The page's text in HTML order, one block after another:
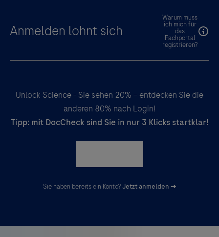
Anmelden lohnt sich
Warum muss
ich mich für
das
Fachportal
registrieren?
Unlock Science - Sie sehen 20% – entdecken Sie die
anderen 80% nach Login!
Tipp: mit DocCheck sind Sie in nur 3 Klicks startklar!
Sie haben bereits ein Konto? Jetzt anmelden ➔